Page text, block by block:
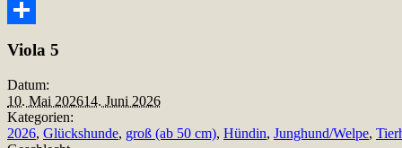
Snapchat
Viola 5
Datum:
10. Mai 202614. Juni 2026
Kategorien:
2026, Glückshunde, groß (ab 50 cm), Hündin, Junghund/Welpe,